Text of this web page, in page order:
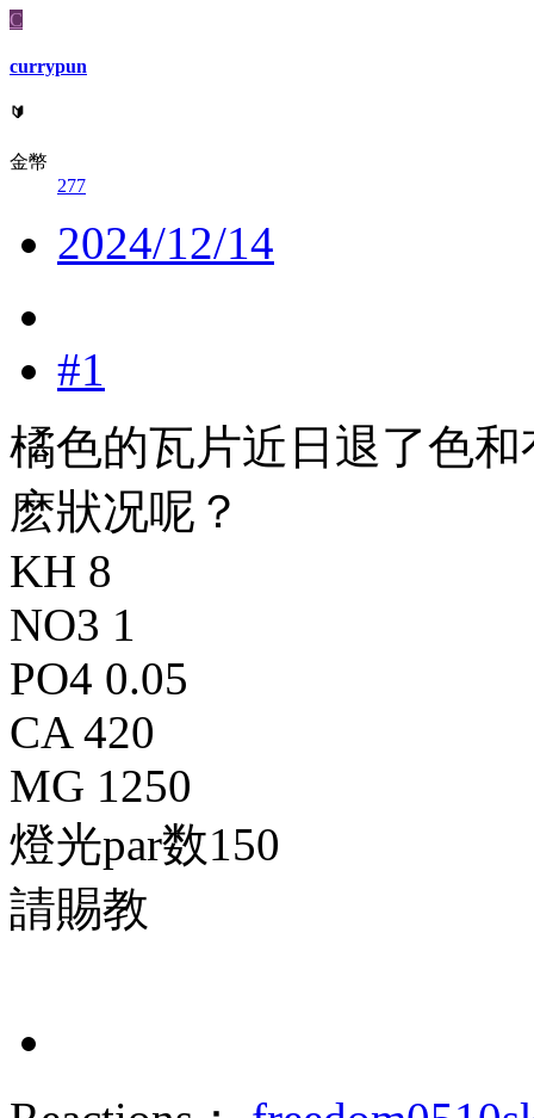
C
currypun
🔰
金幣
277
2024/12/14
#1
橘色的瓦片近日退了色
麽狀况呢？
KH 8
NO3 1
PO4 0.05
CA 420
MG 1250
燈光par数150
請賜教